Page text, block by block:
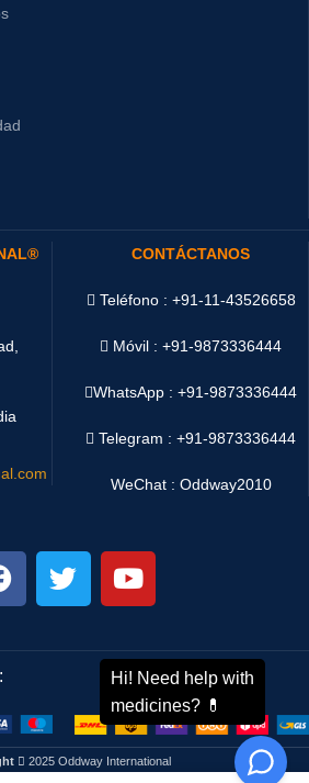
CONTÁCTANOS
Teléfono : +91-11-43526658
Móvil : +91-9873336444
WhatsApp :+91-9873336444
Telegram : +91-9873336444
WeChat : Oddway2010
Sistema de envío:
2025 Oddway International